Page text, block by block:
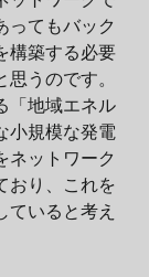
ってもバック
構築する必要
うのです。
「地域エネル
小規模な発電
ネットワーク
おり、これを
ていると考え